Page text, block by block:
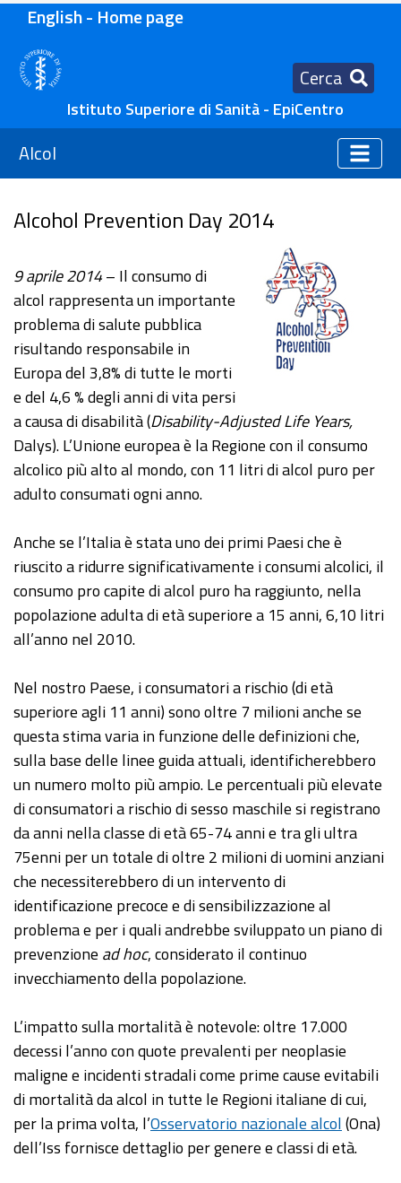
English - Home page
Cerca
Istituto Superiore di Sanità - EpiCentro
Alcol
Alcohol Prevention Day 2014
9 aprile 2014– Il consumo di
alcol rappresenta un importante
problema di salute pubblica
risultando responsabile in
Europa del 3,8% di tutte le morti
e del 4,6 % degli anni di vita persi
a causa di disabilità (Disability-Adjusted Life Years,
Dalys). L’Unione europea è la Regione con il consumo
alcolico più alto al mondo, con 11 litri di alcol puro per
adulto consumati ogni anno.
Anche se l’Italia è stata uno dei primi Paesi che è
riuscito a ridurre significativamente i consumi alcolici, il
consumo pro capite di alcol puro ha raggiunto, nella
popolazione adulta di età superiore a 15 anni, 6,10 litri
all’anno nel 2010.
Nel nostro Paese, i consumatori a rischio (di età
superiore agli 11 anni) sono oltre 7 milioni anche se
questa stima varia in funzione delle definizioni che,
sulla base delle linee guida attuali, identificherebbero
un numero molto più ampio. Le percentuali più elevate
di consumatori a rischio di sesso maschile si registrano
da anni nella classe di età 65-74 anni e tra gli ultra
75enni per un totale di oltre 2 milioni di uomini anziani
che necessiterebbero di un intervento di
identificazione precoce e di sensibilizzazione al
problema e per i quali andrebbe sviluppato un piano di
prevenzione ad hoc, considerato il continuo
invecchiamento della popolazione.
L’impatto sulla mortalità è notevole: oltre 17.000
decessi l’anno con quote prevalenti per neoplasie
maligne e incidenti stradali come prime cause evitabili
di mortalità da alcol in tutte le Regioni italiane di cui,
per la prima volta, l’Osservatorio nazionale alcol(Ona)
dell’Iss fornisce dettaglio per genere e classi di età.